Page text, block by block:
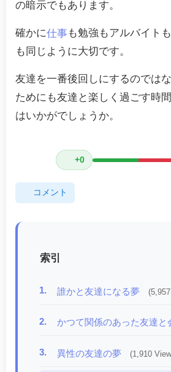
の暗示でもあります。
確かに仕事 も勉強もアルバイト
も同じように大切です。
友達を一番後回しにするのでは
ためにも友達と楽しく過ごす時
はいかがでしょうか。
+0
コメント
索引
1. 誰かと友達になる夢
2. かつて関係のあった友達と
3. 異性の友達の夢 (1,910